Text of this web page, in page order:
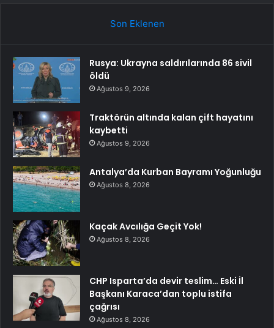
Son Eklenen
Rusya: Ukrayna saldırılarında 86 sivil
öldü
Ağustos 9, 2026
Traktörün altında kalan çift hayatını
kaybetti
Ağustos 9, 2026
Antalya’da Kurban Bayramı Yoğunluğu
Ağustos 8, 2026
Kaçak Avcılığa Geçit Yok!
Ağustos 8, 2026
CHP Isparta’da devir teslim… Eski İl
Başkanı Karaca’dan toplu istifa
çağrısı
Ağustos 8, 2026